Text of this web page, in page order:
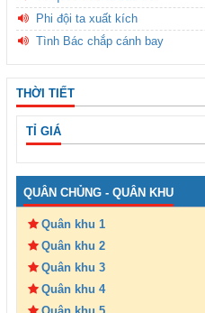
Phi đội ta xuất kích
Tình Bác chắp cánh bay
THỜI TIẾT
TỈ GIÁ
QUÂN CHỦNG - QUÂN KHU
Quân khu 1
Quân khu 2
Quân khu 3
Quân khu 4